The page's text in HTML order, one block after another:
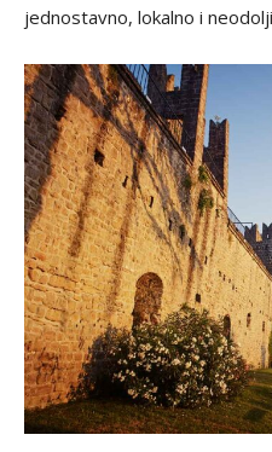
jednostavno, lokalno i